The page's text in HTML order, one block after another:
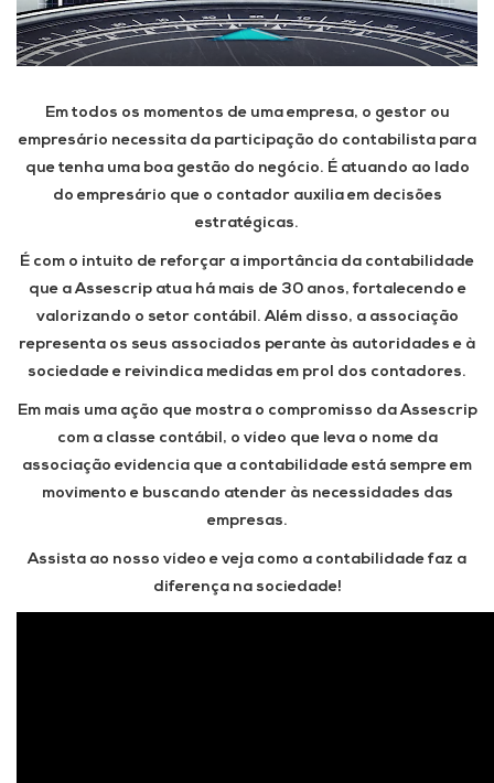
Em todos os momentos de uma empresa, o gestor ou
empresário necessita da participação do contabilista para
que tenha uma boa gestão do negócio. É atuando ao lado
do empresário que o contador auxilia em decisões
estratégicas.
É com o intuito de reforçar a importância da contabilidade
que a Assescrip atua há mais de 30 anos, fortalecendo e
valorizando o setor contábil. Além disso, a associação
representa os seus associados perante às autoridades e à
sociedade e reivindica medidas em prol dos contadores.
Em mais uma ação que mostra o compromisso da Assescrip
com a classe contábil, o vídeo que leva o nome da
associação evidencia que a contabilidade está sempre em
movimento e buscando atender às necessidades das
empresas.
Assista ao nosso vídeo e veja como a contabilidade faz a
diferença na sociedade!